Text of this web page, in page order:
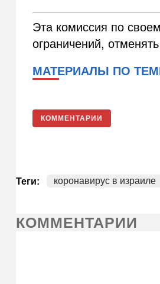
Эта комиссия по
ограничений,
МАТЕРИАЛЫ ПО
КОММЕНТАРИИ
Теги: коронавирус в израиле
КОММЕНТАРИИ